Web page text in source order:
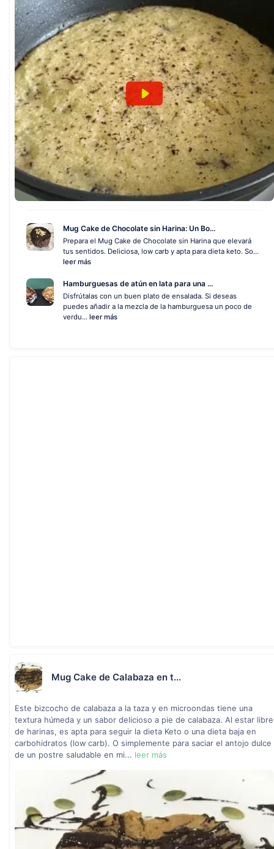
Mug Cake de Chocolate sin Harina: Un Bo...
Prepara el Mug Cake de Chocolate sin Harina que elevará
tus sentidos. Deliciosa, low carb y apta para dieta keto. So...
leer más
Hamburguesas de atún en lata para una ...
Disfrútalas con un buen plato de ensalada. Si deseas
puedes añadir a la mezcla de la hamburguesa un poco de
verdu... leer más
Mug Cake de Calabaza en t...
Este bizcocho de calabaza a la taza y en microondas tiene una
textura húmeda y un sabor delicioso a pie de calabaza. Al estar libre
de harinas, es apta para seguir la dieta Keto o una dieta baja en
carbohidratos (low carb). O simplemente para saciar el antojo dulce
de un postre saludable en mi... leer más